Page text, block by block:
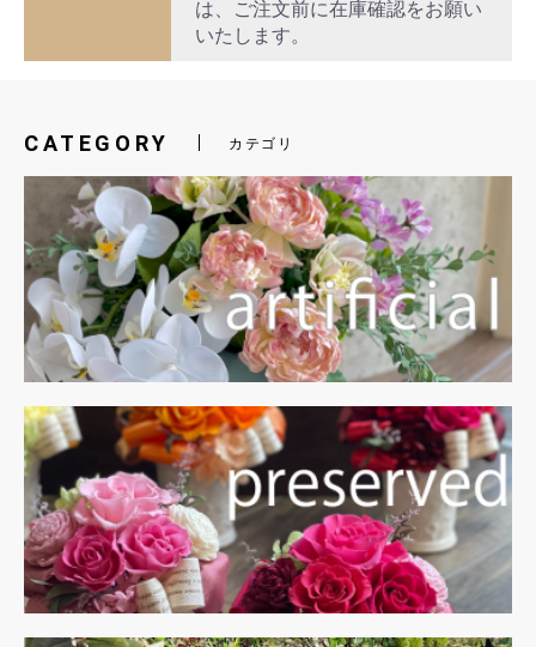
は、ご注文前に在庫確認をお願い
いたします。
CATEGORY カテゴリ